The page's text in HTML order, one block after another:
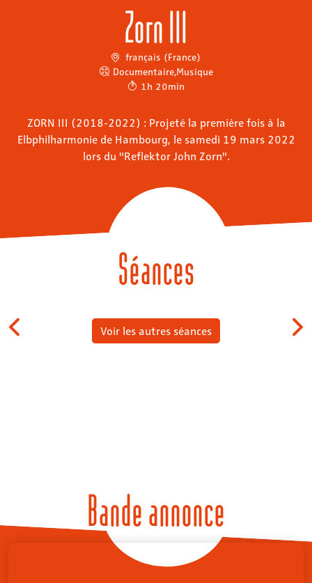
Zorn III
français (France)
Documentaire,Musique
1h 20min
ZORN III (2018-2022) : Projeté la première fois à la
Elbphilharmonie de Hambourg, le samedi 19 mars 2022
lors du "Reflektor John Zorn".
Séances
Voir les autres séances
Bande annonce